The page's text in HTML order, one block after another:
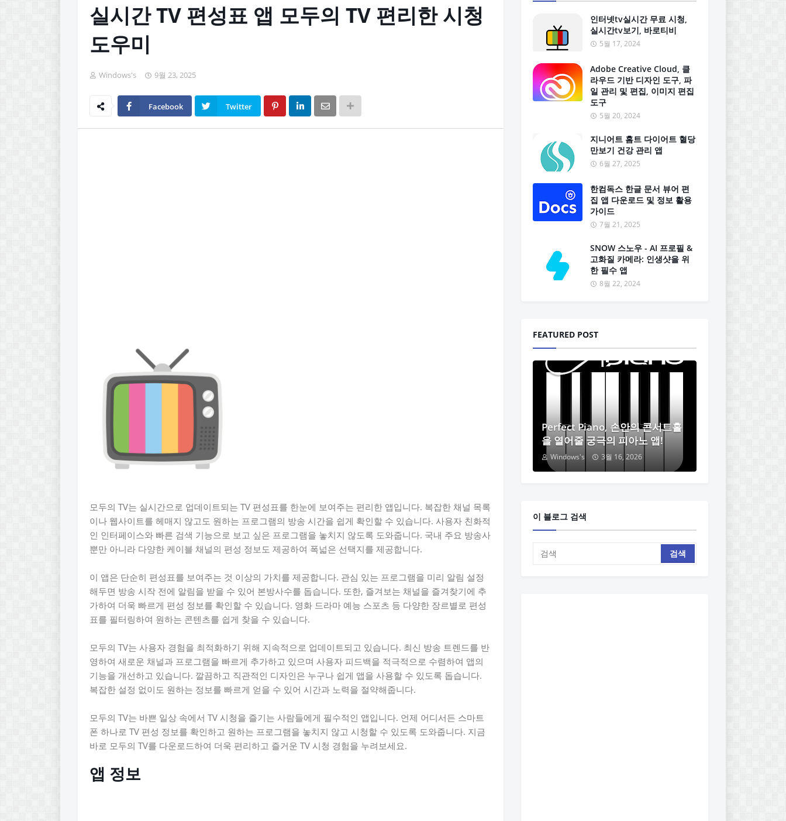
실시간 TV 편성표 앱 모두의 TV 편리한 시청
도우미
Windows's 9월 23, 2025
Facebook Twitter
모두의 TV는 실시간으로 업데이트되는 TV 편성표를 한눈에 보여주는 편리한 앱입니다. 복잡한 채널 목록
이나 웹사이트를 헤매지 않고도 원하는 프로그램의 방송 시간을 쉽게 확인할 수 있습니다. 사용자 친화적
인 인터페이스와 빠른 검색 기능으로 보고 싶은 프로그램을 놓치지 않도록 도와줍니다. 국내 주요 방송사
뿐만 아니라 다양한 케이블 채널의 편성 정보도 제공하여 폭넓은 선택지를 제공합니다.
이 앱은 단순히 편성표를 보여주는 것 이상의 가치를 제공합니다. 관심 있는 프로그램을 미리 알림 설정
해두면 방송 시작 전에 알림을 받을 수 있어 본방사수를 돕습니다. 또한, 즐겨보는 채널을 즐겨찾기에 추
가하여 더욱 빠르게 편성 정보를 확인할 수 있습니다. 영화 드라마 예능 스포츠 등 다양한 장르별로 편성
표를 필터링하여 원하는 콘텐츠를 쉽게 찾을 수 있습니다.
모두의 TV는 사용자 경험을 최적화하기 위해 지속적으로 업데이트되고 있습니다. 최신 방송 트렌드를 반
영하여 새로운 채널과 프로그램을 빠르게 추가하고 있으며 사용자 피드백을 적극적으로 수렴하여 앱의
기능을 개선하고 있습니다. 깔끔하고 직관적인 디자인은 누구나 쉽게 앱을 사용할 수 있도록 돕습니다.
복잡한 설정 없이도 원하는 정보를 빠르게 얻을 수 있어 시간과 노력을 절약해줍니다.
모두의 TV는 바쁜 일상 속에서 TV 시청을 즐기는 사람들에게 필수적인 앱입니다. 언제 어디서든 스마트
폰 하나로 TV 편성 정보를 확인하고 원하는 프로그램을 놓치지 않고 시청할 수 있도록 도와줍니다. 지금
바로 모두의 TV를 다운로드하여 더욱 편리하고 즐거운 TV 시청 경험을 누려보세요.
앱 정보
인터넷tv실시간 무료 시청,
실시간tv보기, 바로티비
5월 17, 2024
Adobe Creative Cloud, 클
라우드 기반 디자인 도구, 파
일 관리 및 편집, 이미지 편집
도구
5월 20, 2024
지니어트 홈트 다이어트 혈당
만보기 건강 관리 앱
6월 27, 2025
한컴독스 한글 문서 뷰어 편
집 앱 다운로드 및 정보 활용
가이드
7월 21, 2025
SNOW 스노우 - AI 프로필 &
고화질 카메라: 인생샷을 위
한 필수 앱
8월 22, 2024
FEATURED POST
Perfect Piano, 손안의 콘서트홀
을 열어줄 궁극의 피아노 앱!
Windows's 3월 16, 2026
이 블로그 검색